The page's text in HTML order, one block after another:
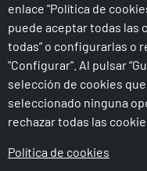
Copyright ©2026
enlace "Política de
puede aceptar todas las
todas” o configurarlas o
"Configurar". Al pulsar
selección de cookies
seleccionado ninguna
rechazar todas las
Política de cookies